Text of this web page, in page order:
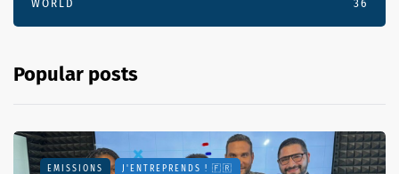
WORLD 36
Popular posts
EMISSIONS J'ENTREPRENDS ! 🇫🇷